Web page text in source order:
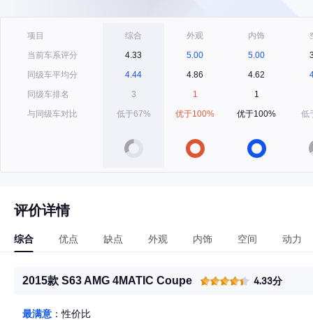
项目
当前车系评分
同级车平均分
同级车排名
与同级车对比
综合
4.33
4.44
3
低于67%
外观
5.00
4.86
1
优于100%
内饰
5.00
4.62
1
优于100%
低
评价详情
综合 优点 缺点 外观 内饰 空间 动力
2015款 S63 AMG 4MATIC Coupe 4.33分
最满意 ：性价比